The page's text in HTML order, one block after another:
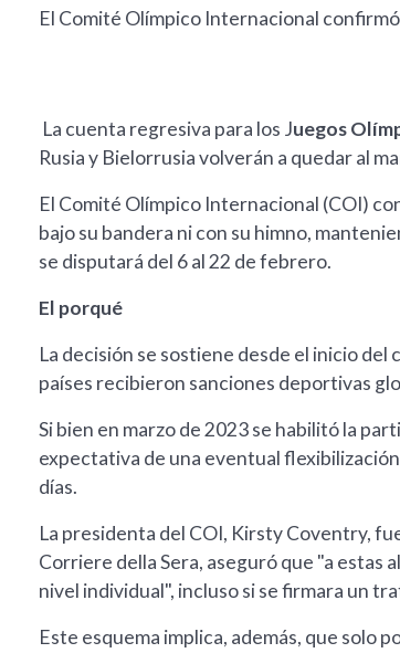
El Comité Olímpico Internacional
La cuenta regresiva para los Juegos
Rusia y Bielorrusia volverán a quedar al
El Comité Olímpico Internacional (COI)
bajo su bandera ni con su himno,
se disputará del 6 al 22 de febrero.
El porqué
La decisión se sostiene desde el inicio
países recibieron sanciones deportivas
Si bien en marzo de 2023 se habilitó la
expectativa de una eventual
días.
La presidenta del COI, Kirsty Coventry,
Corriere della Sera, aseguró que "a estas
nivel individual", incluso si se firmara un
Este esquema implica, además, que solo